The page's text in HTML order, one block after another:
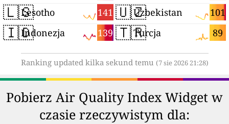
🇱🇸 141
Lesotho
🇮🇩 139
Indonezja
🇺🇿 101
Uzbekistan
🇹🇷 89
Turcja
Ranking updated kilka sekund temu (7 sie 2026 21:28)
Pobierz Air Quality Index Widget w
czasie rzeczywistym dla: